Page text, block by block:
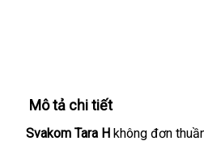
Mô tả chi tiết
Svakom Tara H không đơn